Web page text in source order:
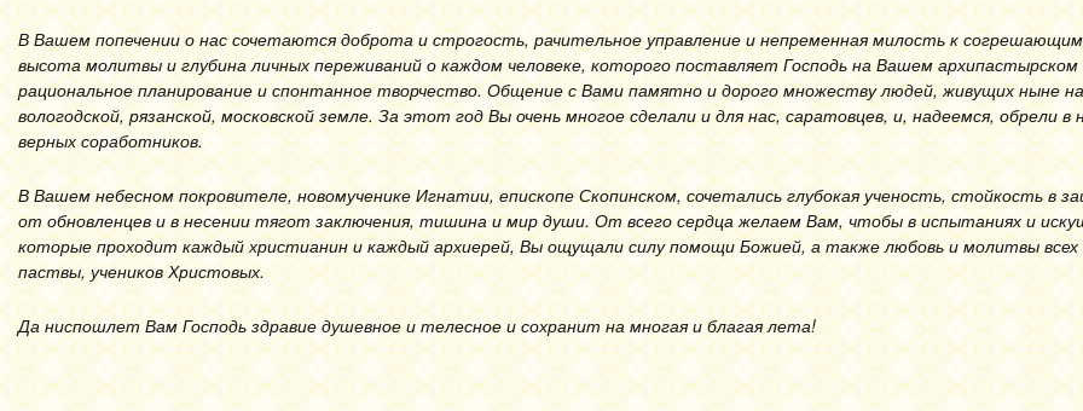
В Вашем попечении о нас сочетаются доброта и строгость, рачительное управление и непременная милость к
высота молитвы и глубина личных переживаний о каждом человеке, которого поставляет Господь на Вашем
рациональное планирование и спонтанное творчество. Общение с Вами памятно и дорого множеству людей, живущих ныне
вологодской, рязанской, московской земле. За этот год Вы очень многое сделали и для нас, саратовцев, и, надеемся, обрели
верных соработников.
В Вашем небесном покровителе, новомученике Игнатии, епископе Скопинском, сочетались глубокая ученость, стойкость в
от обновленцев и в несении тягот заключения, тишина и мир души. От всего сердца желаем Вам, чтобы в испытаниях и
которые проходит каждый христианин и каждый архиерей, Вы ощущали силу помощи Божией, а также любовь и молитвы
паствы, учеников Христовых.
Да ниспошлет Вам Господь здравие душевное и телесное и сохранит на многая и благая лета!